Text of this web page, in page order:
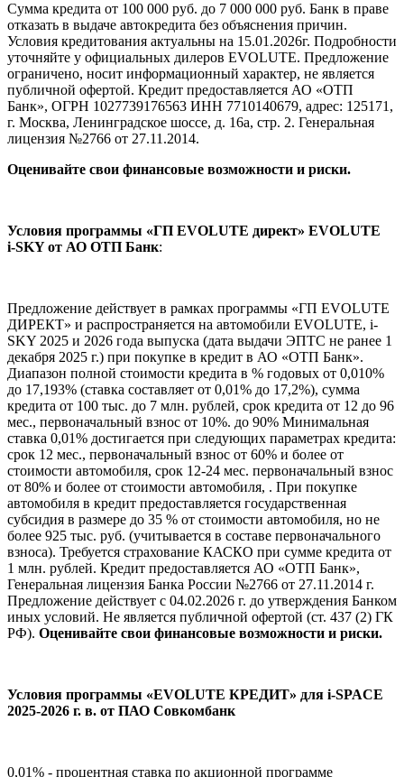
Сумма кредита от 100 000 руб. до 7 000 000 руб. Банк в праве
отказать в выдаче автокредита без объяснения причин.
Условия кредитования актуальны на 15.01.2026г. Подробности
уточняйте у официальных дилеров EVOLUTE. Предложение
ограничено, носит информационный характер, не является
публичной офертой. Кредит предоставляется АО «ОТП
Банк», ОГРН 1027739176563 ИНН 7710140679, адрес: 125171,
г. Москва, Ленинградское шоссе, д. 16а, стр. 2. Генеральная
лицензия №2766 от 27.11.2014.
Оценивайте свои финансовые возможности и риски.
Условия программы «ГП EVOLUTE директ» EVOLUTE
i‑SKY от АО ОТП Банк:
Предложение действует в рамках программы «ГП EVOLUTE
ДИРЕКТ» и распространяется на автомобили EVOLUTE, i-
SKY 2025 и 2026 года выпуска (дата выдачи ЭПТС не ранее 1
декабря 2025 г.) при покупке в кредит в АО «ОТП Банк».
Диапазон полной стоимости кредита в % годовых от 0,010%
до 17,193% (ставка составляет от 0,01% до 17,2%), сумма
кредита от 100 тыс. до 7 млн. рублей, срок кредита от 12 до 96
мес., первоначальный взнос от 10%. до 90% Минимальная
ставка 0,01% достигается при следующих параметрах кредита:
срок 12 мес., первоначальный взнос от 60% и более от
стоимости автомобиля, срок 12-24 мес. первоначальный взнос
от 80% и более от стоимости автомобиля, . При покупке
автомобиля в кредит предоставляется государственная
субсидия в размере до 35 % от стоимости автомобиля, но не
более 925 тыс. руб. (учитывается в составе первоначального
взноса). Требуется страхование КАСКО при сумме кредита от
1 млн. рублей. Кредит предоставляется АО «ОТП Банк»,
Генеральная лицензия Банка России №2766 от 27.11.2014 г.
Предложение действует с 04.02.2026 г. до утверждения Банком
иных условий. Не является публичной офертой (ст. 437 (2) ГК
РФ). Оценивайте свои финансовые возможности и риски.
Условия программы «EVOLUTE КРЕДИТ» для i‑SPACE
2025-2026 г. в. от ПАО Совкомбанк
0,01% - процентная ставка по акционной программе